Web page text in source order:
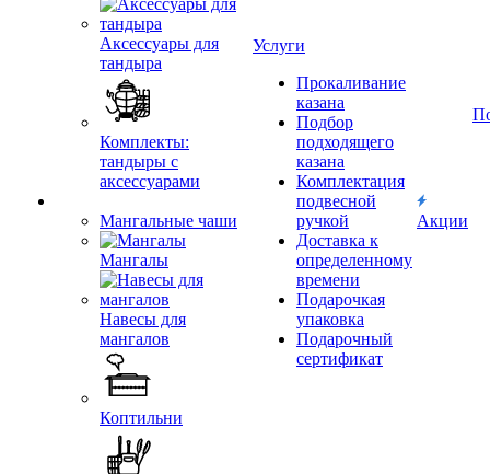
Аксессуары для
тандыра
Комплекты:
тандыры с
аксессуарами
Мангальные чаши
Мангалы
Навесы для
мангалов
Коптильни
Услуги
Прокаливание
казана
Подбор
подходящего
казана
Комплектация
подвесной
ручкой
Доставка к
определенному
времени
Подарочкая
упаковка
Подарочный
сертификат
Акции